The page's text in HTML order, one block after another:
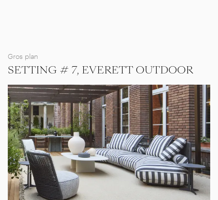
Gros plan
SETTING # 7, EVERETT OUTDOOR